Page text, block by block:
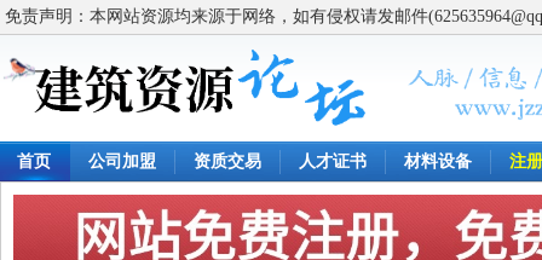
免责声明：本网站资源均来源于网络，如有侵权请发邮件
首页 公司加盟 资质交易 人才证书 材料设备 注